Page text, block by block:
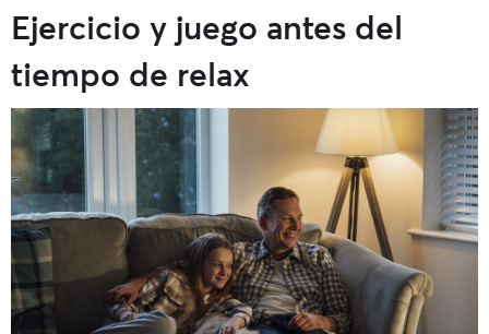
Ejercicio y juego antes del
tiempo de relax